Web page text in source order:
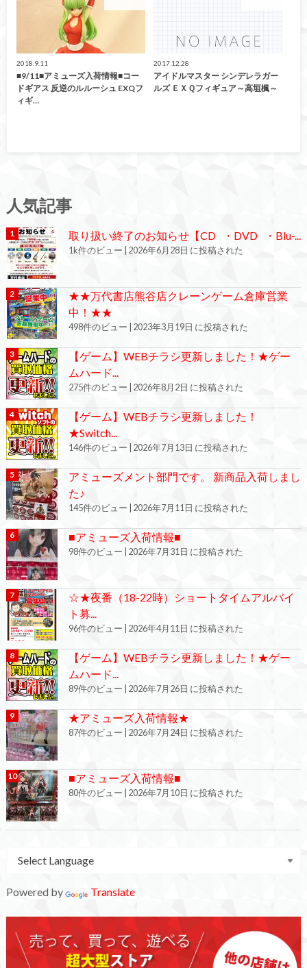
2018.9.11
■9/11■アミューズ入荷情報■コー
ドギアス 反逆のルルーシュ EXQフ
ィギ…
2017.12.28
アイドルマスター シンデレラガー
ルズ ＥＸＱフィギュア～高垣楓～
人気記事
取り扱い終了のお知らせ【CD ・DVD ・Blu-...
1k件のビュー 2026年6月28日 に投稿された
★★万代書店熊谷店クレーンゲーム倉庫営業
中！★★
498件のビュー 2023年3月19日 に投稿された
【ゲーム】WEBチラシ更新しました！★ゲー
ムハード...
275件のビュー 2026年8月2日 に投稿された
【ゲーム】WEBチラシ更新しました！
★Switch...
146件のビュー 2026年7月13日 に投稿された
アミューズメント部門です。 新商品入荷しまし
た♪
145件のビュー 2026年7月11日 に投稿された
■アミューズ入荷情報■
98件のビュー 2026年7月31日 に投稿された
☆★夜番（18-22時）ショートタイムアルバイ
ト募...
96件のビュー 2026年4月11日 に投稿された
【ゲーム】WEBチラシ更新しました！★ゲー
ムハード...
89件のビュー 2026年7月26日 に投稿された
★アミューズ入荷情報★
87件のビュー 2026年7月24日 に投稿された
■アミューズ入荷情報■
80件のビュー 2026年7月10日 に投稿された
Powered by Translate